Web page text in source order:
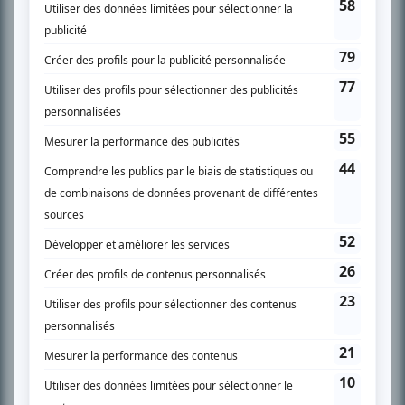
SUR LE RÉSEAU BIZZ MÉDIA
PLAN DU SITE
Accueil
Liste des oeuvres
Recherche avancée
À propos
Nous contacter
Termes et conditions
Politique de confidentialité
Gestion du consentement